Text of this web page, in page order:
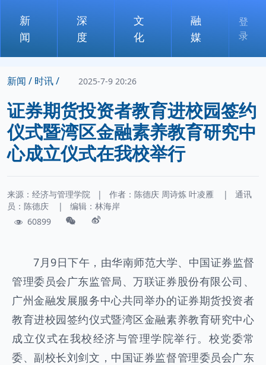
新
闻
深
度
文
化
融
媒
登
录
新闻 / 时讯 / 2025-7-9 20:26
证券期货投资者教育进校园签约
仪式暨湾区金融素养教育研究中
心成立仪式在我校举行
来源：经济与管理学院 | 作者： 陈德庆 周诗炼 叶凌雁 |
通讯
员： 陈德庆 |
编辑：林海岸
60899
7月9日下午，由华南师范大学、中国证券监督
管理委员会广东监管局、万联证券股份有限公司、
广州金融发展服务中心共同举办的证券期货投资者
教育进校园签约仪式暨湾区金融素养教育研究中心
成立仪式在我校经济与管理学院举行。校党委常
委、副校长刘剑文，中国证券监督管理委员会广东